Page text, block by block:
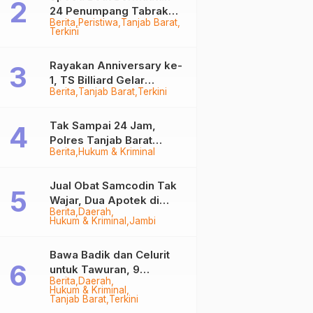
Berita Peristiwa Tanjab Barat
Terkini
24 Penumpang Tabrak
Togok di Kuala Tungkal,
Berita Tanjab Barat Terkini
Rayakan Anniversary ke-
1, TS Billiard Gelar
Turnamen 9 Ball
Berita Hukum & Kriminal
Tak Sampai 24 Jam,
Polres Tanjab Barat
Ringkus Komplotan
Tungkal
Berita Daerah
Hukum & Kriminal Jambi
Jual Obat Samcodin Tak
Wajar, Dua Apotek di
Tanjab Barat Disegel
Berita Daerah
Hukum & Kriminal
Tanjab Barat Terkini
Bawa Badik dan Celurit
untuk Tawuran, 9
Anggota Geng Motor di
Tanjab Barat Diringkus